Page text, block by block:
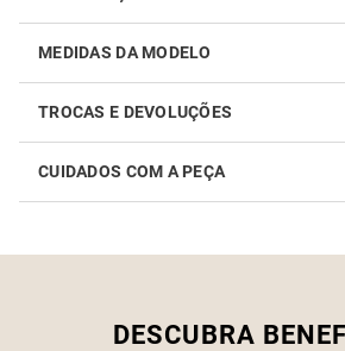
MEDIDAS DA MODELO
TROCAS E DEVOLUÇÕES
Realizar sua troca ou devolução é fácil.
informações nolink
CUIDADOS COM A PEÇA
DESCUBRA